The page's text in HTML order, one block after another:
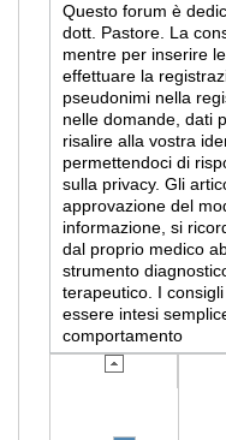
Questo forum è
dott. Pastore. La
mentre per inserire
effettuare la
pseudonimi nella
nelle domande, dati
risalire alla vostra
permettendoci di
sulla privacy. Gli
approvazione del
informazione, si
dal proprio medico
strumento
terapeutico. I
essere intesi
comportamento